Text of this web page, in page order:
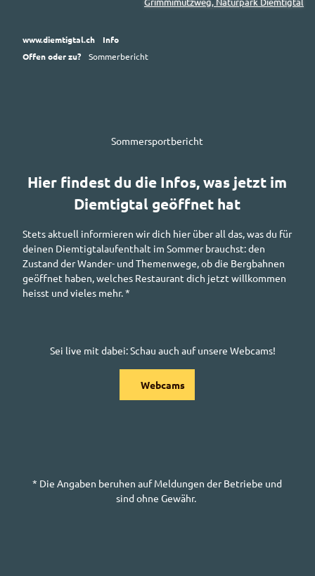
www.diemtigtal.ch
Info
Offen oder zu?
Sommerbericht
Sommersportbericht
Hier findest du die Infos, was jetzt im
Diemtigtal geöffnet hat
Stets aktuell informieren wir dich hier über all das, was du für
deinen Diemtigtalaufenthalt im Sommer brauchst: den
Zustand der Wander- und Themenwege, ob die Bergbahnen
geöffnet haben, welches Restaurant dich jetzt willkommen
heisst und vieles mehr. *
Sei live mit dabei: Schau auch auf unsereWebcams!
Webcams
* Die Angaben beruhen auf Meldungen der Betriebe und
sind ohne Gewähr.